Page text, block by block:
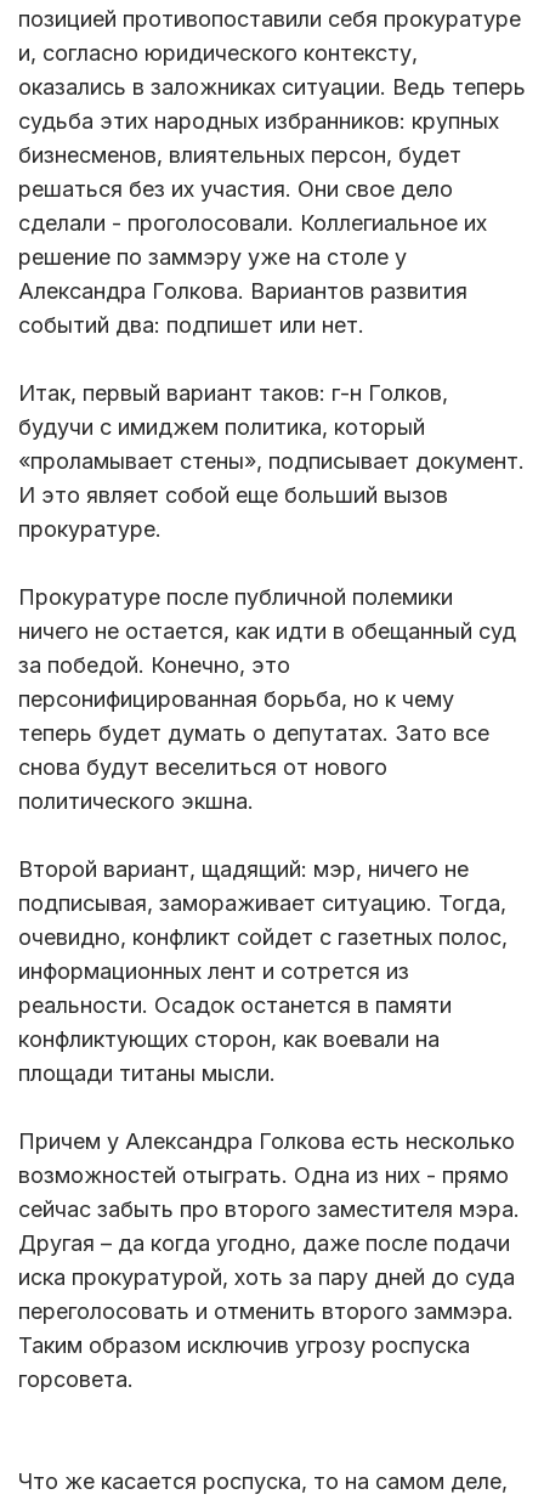
позицией противопоставили себя прокуратуре
и, согласно юридического контексту,
оказались в заложниках ситуации. Ведь теперь
судьба этих народных избранников: крупных
бизнесменов, влиятельных персон, будет
решаться без их участия. Они свое дело
сделали - проголосовали. Коллегиальное их
решение по заммэру уже на столе у
Александра Голкова. Вариантов развития
событий два: подпишет или нет.
Итак, первый вариант таков: г-н Голков,
будучи с имиджем политика, который
«проламывает стены», подписывает документ.
И это являет собой еще больший вызов
прокуратуре.
Прокуратуре после публичной полемики
ничего не остается, как идти в обещанный суд
за победой. Конечно, это
персонифицированная борьба, но к чему
теперь будет думать о депутатах. Зато все
снова будут веселиться от нового
политического экшна.
Второй вариант, щадящий: мэр, ничего не
подписывая, замораживает ситуацию. Тогда,
очевидно, конфликт сойдет с газетных полос,
информационных лент и сотрется из
реальности. Осадок останется в памяти
конфликтующих сторон, как воевали на
площади титаны мысли.
Причем у Александра Голкова есть несколько
возможностей отыграть. Одна из них - прямо
сейчас забыть про второго заместителя мэра.
Другая – да когда угодно, даже после подачи
иска прокуратурой, хоть за пару дней до суда
переголосовать и отменить второго заммэра.
Таким образом исключив угрозу роспуска
горсовета.
Что же касается роспуска, то на самом деле,